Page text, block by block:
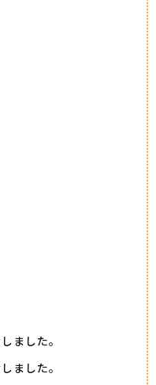
ました。
ました。